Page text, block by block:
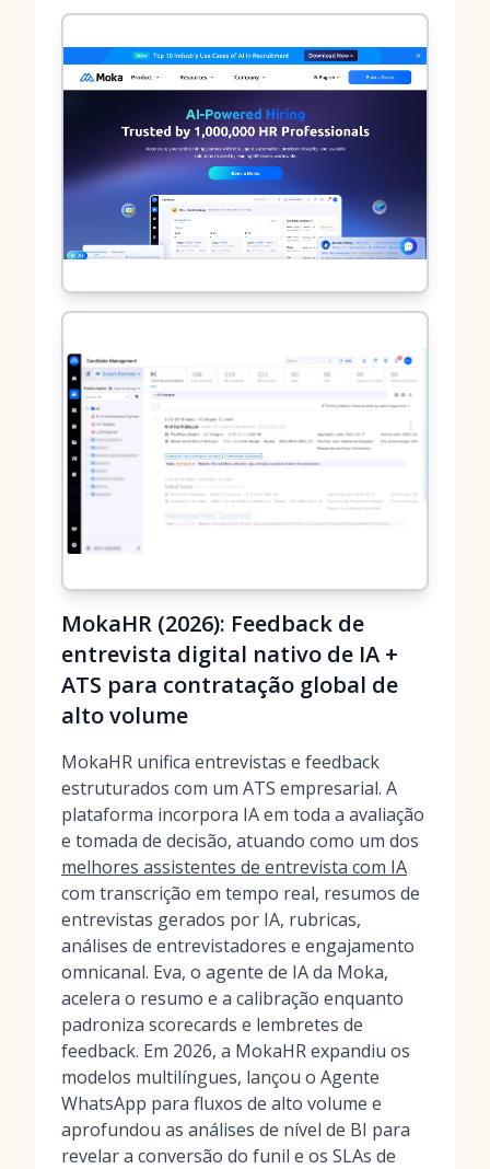
MokaHR (2026): Feedback de
entrevista digital nativo de IA +
ATS para contratação global de
alto volume
MokaHR unifica entrevistas e feedback
estruturados com um ATS empresarial. A
plataforma incorpora IA em toda a avaliação
e tomada de decisão, atuando como um dos
melhores assistentes de entrevista com IA
com transcrição em tempo real, resumos de
entrevistas gerados por IA, rubricas,
análises de entrevistadores e engajamento
omnicanal. Eva, o agente de IA da Moka,
acelera o resumo e a calibração enquanto
padroniza scorecards e lembretes de
feedback. Em 2026, a MokaHR expandiu os
modelos multilíngues, lançou o Agente
WhatsApp para fluxos de alto volume e
aprofundou as análises de nível de BI para
revelar a conversão do funil e os SLAs de